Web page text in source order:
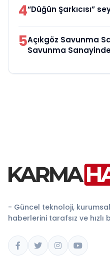
4“Düğün Şarkıcısı”
5Açıkgöz Savunma
Savunma
- Güncel teknoloji,
haberlerini tarafsız ve hızlı